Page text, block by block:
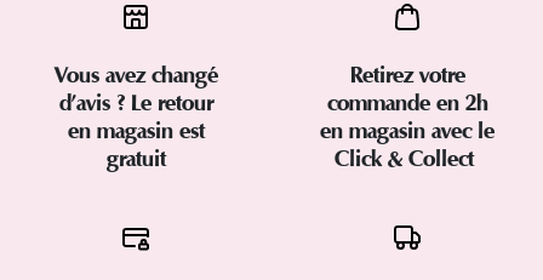
Vous avez changé
d’avis ? Le retour
en magasin est
gratuit
Retirez votre
commande en 2h
en magasin avec le
Click & Collect